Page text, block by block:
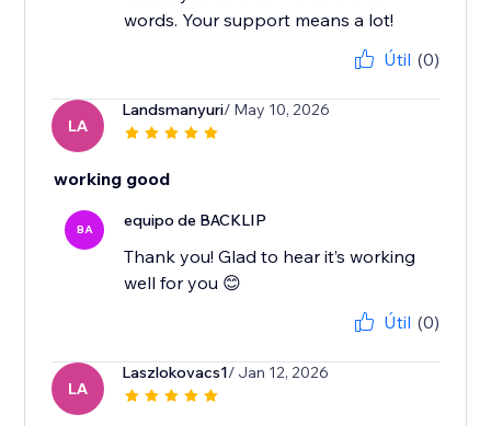
words. Your support means a lot!
Útil (0)
LA
Landsmanyuri/ May 10, 2026
working good
BA equipo de BACKLIP
Thank you! Glad to hear it’s working
well for you 😊
Útil (0)
LA
Laszlokovacs1/ Jan 12, 2026